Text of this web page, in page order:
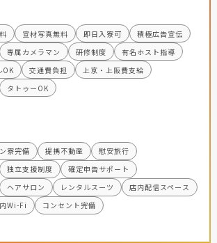
宣材写真無料 即日入寮可
積極広告宣伝
専属カメラマン 研修制度
有名ホスト指導
OK 交通費負担
上京・上阪費支給
タトゥーOK
寮完備 提携不動産
慰安旅行
独立支援制度
確定申告サポート
ヘアサロン レンタルスーツ
店内配信スペース
Wi-Fi コンセント完備